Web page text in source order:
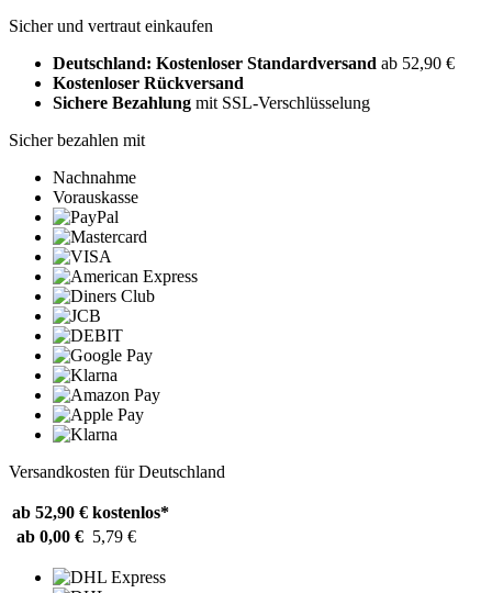
Sicher und vertraut einkaufen
Deutschland: Kostenloser Standardversand ab 52,90 €
Kostenloser Rückversand
Sichere Bezahlung mit SSL-Verschlüsselung
Sicher bezahlen mit
Nachnahme
Vorauskasse
Versandkosten für Deutschland
ab 52,90 € kostenlos*
ab 0,00 € 5,79 €